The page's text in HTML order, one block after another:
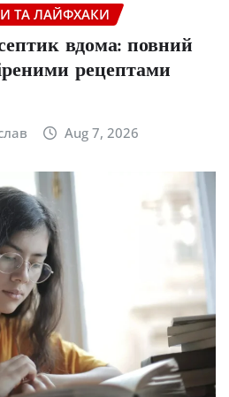
ТА ЛАЙФХАКИ
вдома: повний
рецептами
Aug 7, 2026